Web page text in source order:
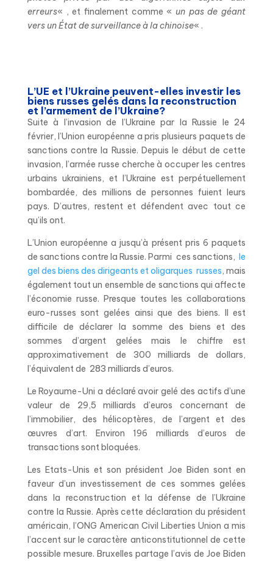
erreurs« , et finalement comme «un pas de géant
vers un État de surveillance à la chinoise« .
L’UE et l’Ukraine peuvent-elles investir les
biens russes gelés dans la reconstruction
et l’armement de l’Ukraine?
Suite à l’invasion de l’Ukraine par la Russie le 24
février, l’Union européenne a pris plusieurs paquets de
sanctions contre la Russie. Depuis le début de cette
invasion, l’armée russe cherche à occuper les centres
urbains ukrainiens, et l’Ukraine est perpétuellement
bombardée, des millions de personnes fuient leurs
pays. D’autres, restent et défendent avec tout ce
qu’ils ont.
L’Union européenne a jusqu’à présent pris 6 paquets
de sanctions contre la Russie. Parmi ces sanctions,le
gel des biens des dirigeants et oligarques russes, mais
également tout un ensemble de sanctions qui affecte
l’économie russe. Presque toutes les collaborations
euro-russes sont gelées ainsi que des biens. Il est
difficile de déclarer la somme des biens et des
sommes d’argent gelées mais le chiffre est
approximativement de 300 milliards de dollars,
l’équivalent de 283 milliards d’euros.
Le Royaume-Uni a déclaré avoir gelé des actifs d’une
valeur de 29,5 milliards d’euros concernant de
l’immobilier, des hélicoptères, de l’argent et des
œuvres d’art. Environ 196 milliards d’euros de
transactions sont bloquées.
Les Etats-Unis et son président Joe Biden sont en
faveur d’un investissement de ces sommes gelées
dans la reconstruction et la défense de l’Ukraine
contre la Russie. Après cette déclaration du président
américain, l’ONG American Civil Liberties Union a mis
l’accent sur le caractère anticonstitutionnel de cette
possible mesure. Bruxelles partage l’avis de Joe Biden